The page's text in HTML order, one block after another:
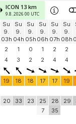
ICON 13 km
9.8. 2026 00 UTC
Su
9.
03h
Su
9.
04h
Su
9.
05h
Su
9.
06h
Su
9.
07h
Su
9.
08h
2
1 0 1 2 2
4
3 2 2 4 4
19 18 18 17 17 19
20 33 23
25
7
28
35
29